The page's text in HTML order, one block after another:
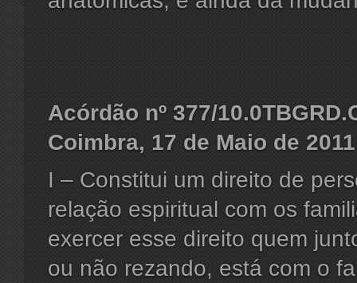
Acórdão nº 377/
Coimbra, 17 de Maio de 2011
I – Constitui um direito de
relação espiritual com os
exercer esse direito quem
ou não rezando, está com o